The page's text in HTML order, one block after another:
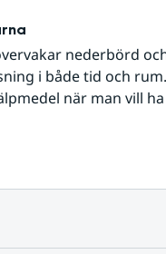
nederbörd
i både tid och
när man vill